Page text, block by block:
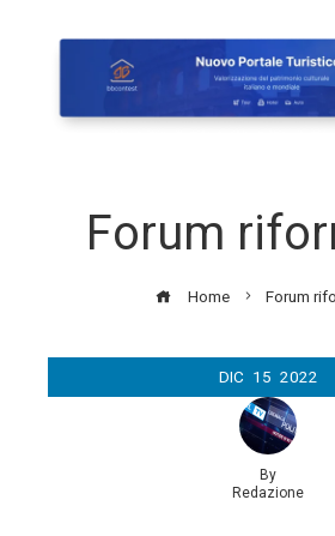
Forum
Home Forum
DIC 15 2022
By
Redazione